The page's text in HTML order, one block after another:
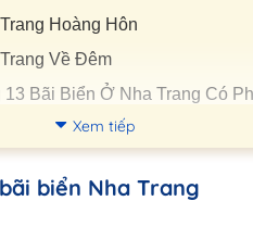
Hoàng Hôn
Về Đêm
13 Bãi Biển Ở Nha Trang Có
Hòn Chồng
Xem tiếp
biển Nha Trang